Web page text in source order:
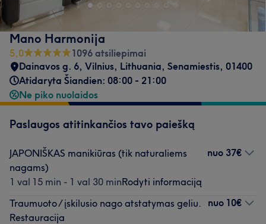
Mano Harmonija
5,0
1096 atsiliepimai
Dainavos g. 6, Vilnius, Lithuania, Senamiestis, 01400
Atidaryta Šiandien: 08:00 - 21:00
Ne piko nuolaidos
Paslaugos atitinkančios tavo paiešką
JAPONIŠKAS manikiūras (tik naturaliems
nagams)
1 val 15 min - 1 val 30 minRodyti informaciją
nuo 37€
Traumuoto / įskilusio nago atstatymas geliu.
Restauracija
nuo 10€